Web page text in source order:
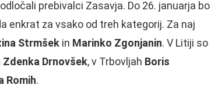
prebivalci Zasavja. Do 26. januarja bo
enkrat za vsako od treh kategorij. Za naj
Strmšek in Marinko Zgonjanin. V Litiji so
Zdenka Drnovšek, v Trbovljah Boris
Romih.